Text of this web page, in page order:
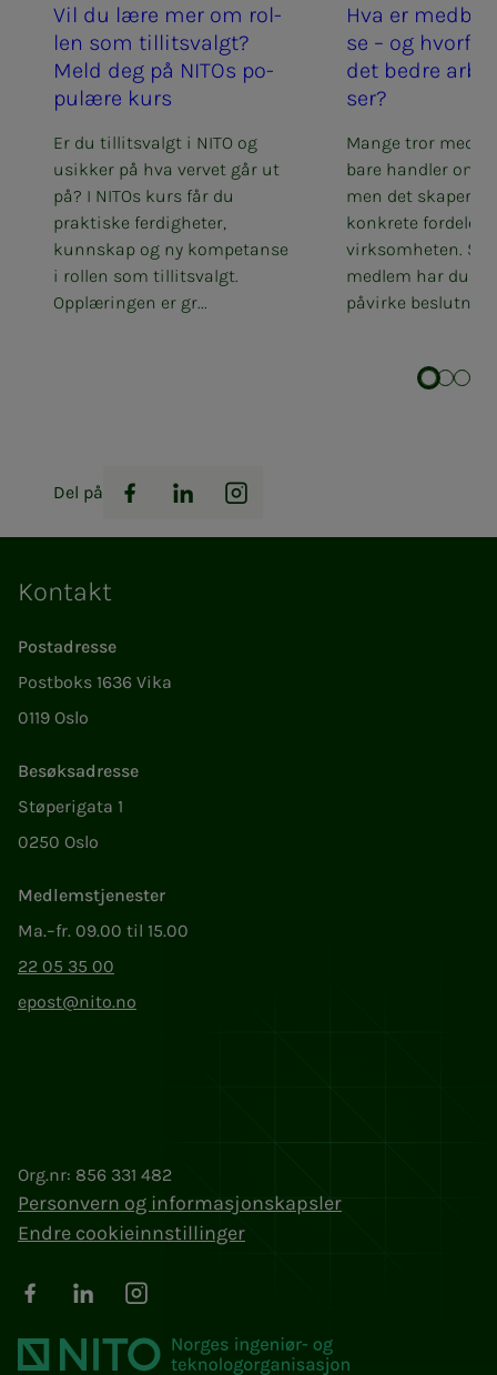
Vil du lære mer om rol­­­
len som til­­­­­lits­valgt?
Meld deg på NITOs po­­­
pu­­­læ­­­­­re kurs
Er du tillitsvalgt i NITO og
usikker på hva vervet går ut
på? I NITOs kurs får du
praktiske ferdigheter,
kunnskap og ny kompetanse
i rollen som tillitsvalgt.
Opplæringen er gr...
Hva er
se – og
det bed­­­re
ser?
Mange tror
bare handler om
men det skaper
konkrete fordeler
virksomheten.
medlem har du
påvirke
Del på
Facebook
LinkedInInstagram
Kontakt
Postadresse
Postboks 1636 Vika
0119 Oslo
Besøksadresse
Støperigata 1
0250 Oslo
Medlemstjenester
Ma.–fr. 09.00 til 15.00
22 05 35 00
epost@nito.no
Org.nr: 856 331 482
Personvern og informasjonskapsler
Endre cookieinnstillinger
FacebookLinkedInInstagram